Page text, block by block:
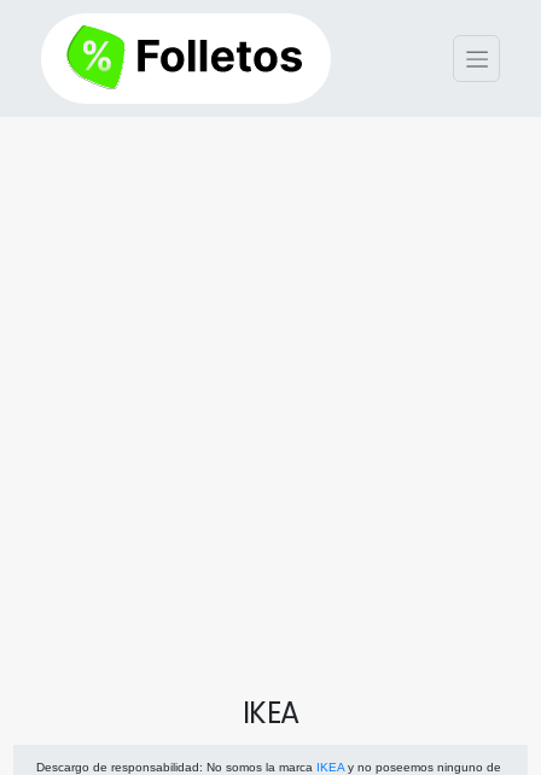
IKEA
Descargo de responsabilidad: No somos la marca IKEA y no poseemos ninguno de